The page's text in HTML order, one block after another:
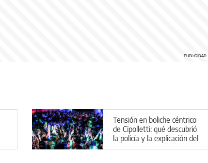
Tensión en boliche céntrico
de Cipolletti: qué descubrió
la policía y la explicación del
implicado